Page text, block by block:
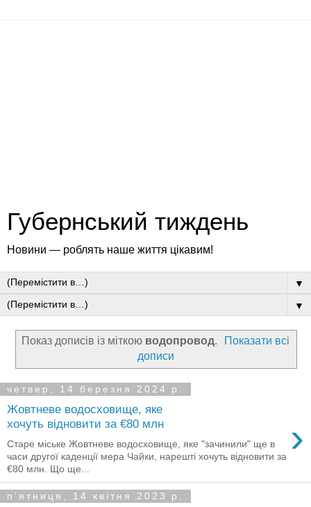
Губернський тиждень
Новини — роблять наше життя цікавим!
▼
▼
Показ дописів із міткою водопровод.
Показати всі
дописи
четвер, 14 березня 2024 р.
Жовтневе водосховище, яке
хочуть відновити за €80 млн
›
Старе міське Жовтневе водосховище, яке "зачинили" ще в
часи другої каденції мера Чайки, нарешті хочуть відновити за
€80 млн. Що ще...
пʼятниця, 14 квітня 2023 р.